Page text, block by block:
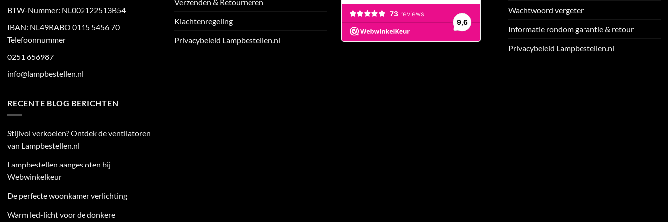
BTW-Nummer: NL002122513B54
IBAN: NL49RABO 0115 5456 70
Telefoonnummer
0251 656987
info@lampbestellen.nl
Verzenden & Retourneren
Klachtenregeling
Privacybeleid Lampbestellen.nl
Wachtwoord vergeten
Informatie rondom garantie & retour
Privacybeleid Lampbestellen.nl
RECENTE BLOG BERICHTEN
Stijlvol verkoelen? Ontdek de ventilatoren
van Lampbestellen.nl
Lampbestellen aangesloten bij
Webwinkelkeur
De perfecte woonkamer verlichting
Warm led-licht voor de donkere